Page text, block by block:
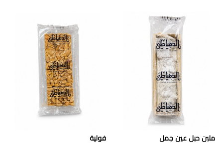
ملبن حبل عين جمل فولية